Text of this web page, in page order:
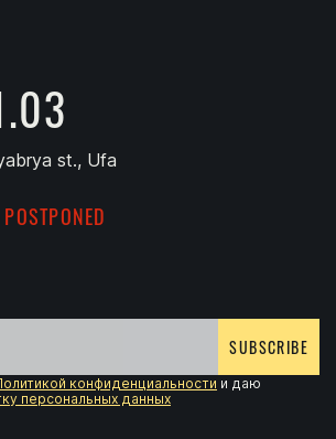
st., Ufa
SUBSCRIBE
конфиденциальности и даю
персональных данных